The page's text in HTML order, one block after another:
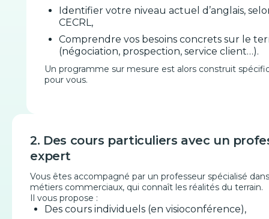
Identifier votre niveau actuel d’anglais,
CECRL,
Comprendre vos besoins concrets sur le
(négociation, prospection, service client…).
Un programme sur mesure est alors construit
pour vous.
2. Des cours particuliers avec un
expert
Vous êtes accompagné par un professeur spécialisé
métiers commerciaux, qui connaît les réalités du terrain.
Il vous propose :
Des cours individuels (en visioconférence),